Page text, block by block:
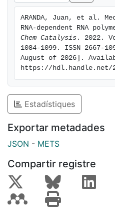
ARANDA, Juan, et al.
Chem Catalysis . 2022.
1084-1099. ISSN 2667-
August of 2026].
https://hdl.handle.net/
Estadístiques
Exportar metadades
JSON - METS
Compartir registre